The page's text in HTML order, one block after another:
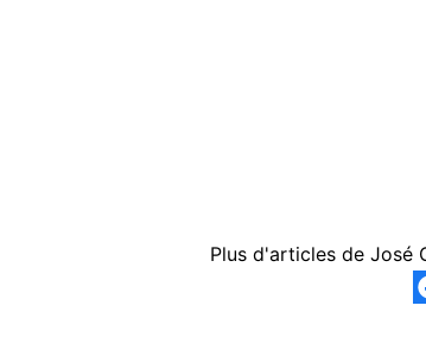
Plus d'articles de José